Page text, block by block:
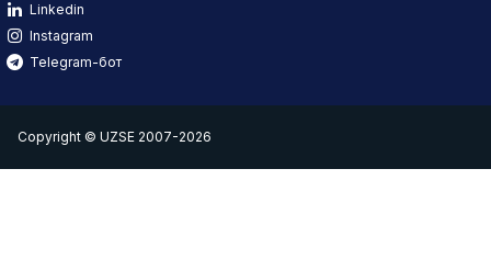
Linkedin
Instagram
Telegram-бот
Copyright © UZSE 2007-2026